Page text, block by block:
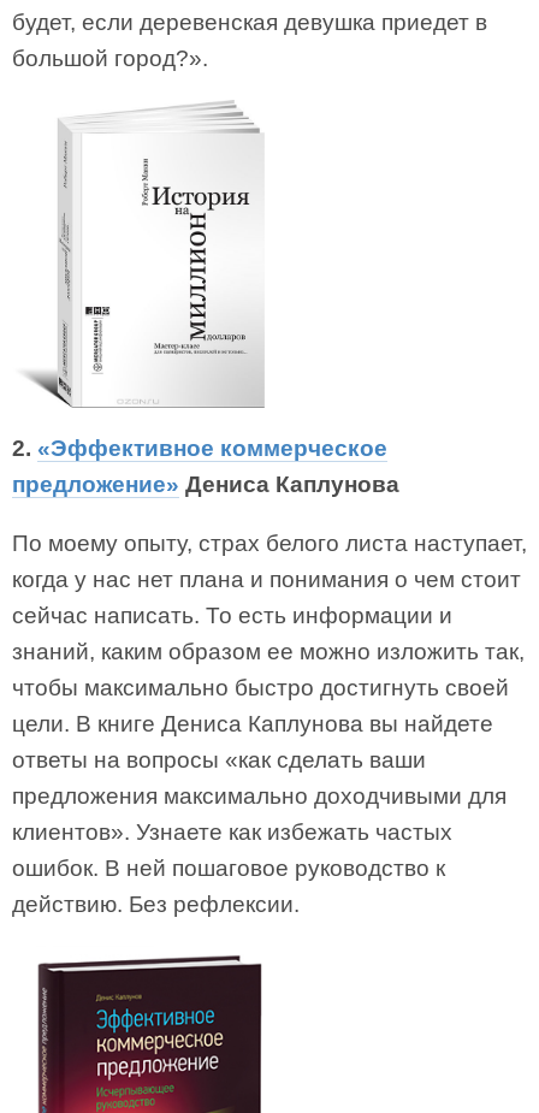
будет, если деревенская девушка приедет в
большой город?».
2. «Эффективное коммерческое
предложение» Дениса Каплунова
По моему опыту, страх белого листа наступает,
когда у нас нет плана и понимания о чем стоит
сейчас написать. То есть информации и
знаний, каким образом ее можно изложить так,
чтобы максимально быстро достигнуть своей
цели. В книге Дениса Каплунова вы найдете
ответы на вопросы «как сделать ваши
предложения максимально доходчивыми для
клиентов». Узнаете как избежать частых
ошибок. В ней пошаговое руководство к
действию. Без рефлексии.